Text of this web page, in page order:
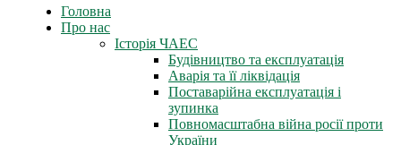
Головна
Про нас
Історія ЧАЕС
Будівництво та експлуатація
Аварія та її ліквідація
Поставарійна експлуатація і
зупинка
Повномасштабна війна росії проти
України